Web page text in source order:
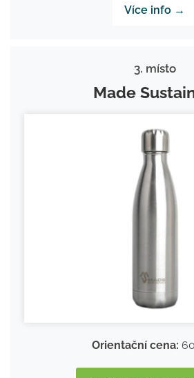
Více info →
3. místo
Made
Orientační cena: